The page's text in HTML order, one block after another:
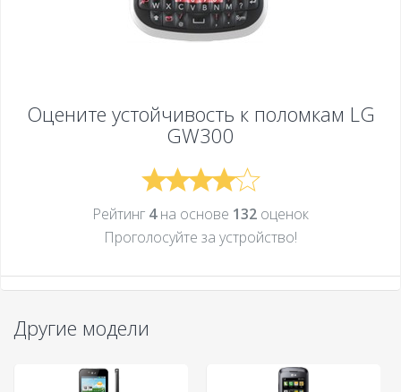
Оцените устойчивость к поломкам LG
GW300
Рейтинг 4на основе 132 оценок
Проголосуйте за устройcтво!
Другие модели